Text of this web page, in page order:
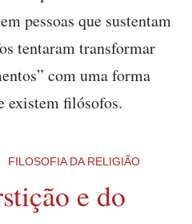
pessoas que sustentam
tentaram transformar
com uma forma
existem filósofos.
FILOSOFIA DA RELIGIÃO
e do